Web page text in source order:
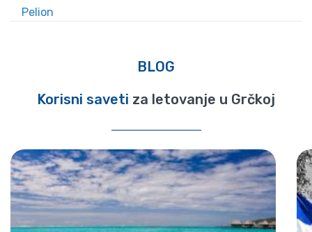
Pelion
BLOG
Korisni saveti za letovanje u Grčkoj